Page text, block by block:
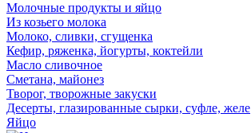
Молочные продукты и яйцо
Из козьего молока
Молоко, сливки, сгущенка
Кефир, ряженка, йогурты, коктейли
Масло сливочное
Сметана, майонез
Творог, творожные закуски
Десерты, глазированные сырки, суфле, желе
Яйцо